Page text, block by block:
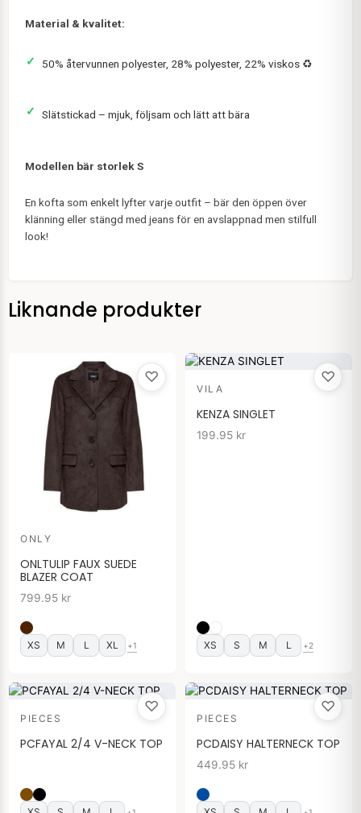
Material & kvalitet:
50% återvunnen polyester, 28% polyester, 22% viskos ♻️
Slätstickad – mjuk, följsam och lätt att bära
Modellen bär storlek S
En kofta som enkelt lyfter varje outfit – bär den öppen över
klänning eller stängd med jeans för en avslappnad men stilfull
look!
Liknande produkter
♡
ONLY
ONLTULIP FAUX SUEDE
BLAZER COAT
799.95 kr
XS M L XL +1
♡
VILA
KENZA SINGLET
199.95 kr
XS S M L +2
♡
PIECES
PCFAYAL 2/4 V-NECK TOP
♡
PIECES
PCDAISY HALTERNECK TOP
449.95 kr